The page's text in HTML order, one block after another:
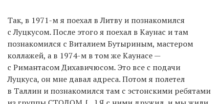
Так, в 1971-м я поехал в Литву и познакомился
с Луцкусом. После этого я поехал в Каунас и там
познакомился с Виталием Бутыриным, мастером
коллажей, а в 1974-м в том же Каунасе —
с Римантасом Дихавичюсом. Это все с подачи
Луцкуса, он мне давал адреса. Потом я полетел
в Таллин и познакомился там с эстонскими ребятами